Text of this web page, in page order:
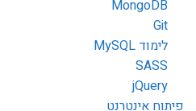
MongoDB
Git
לימוד MySQL
SASS
jQuery
פיתוח אינטרנט